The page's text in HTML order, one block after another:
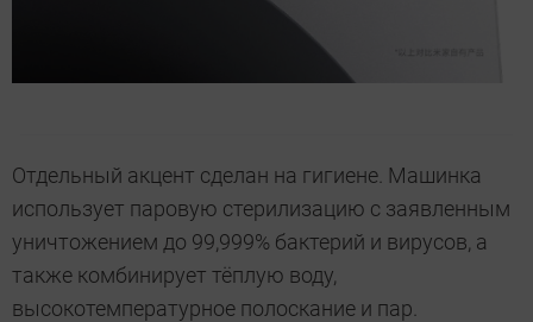
Отдельный акцент сделан на гигиене. Машинка
использует паровую стерилизацию с заявленным
уничтожением до 99,999% бактерий и вирусов, а
также комбинирует тёплую воду,
высокотемпературное полоскание и пар.